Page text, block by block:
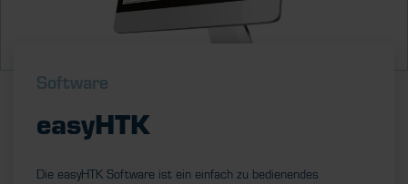
Software
easyHTK
Die easyHTK Software ist ein einfach zu bedienendes